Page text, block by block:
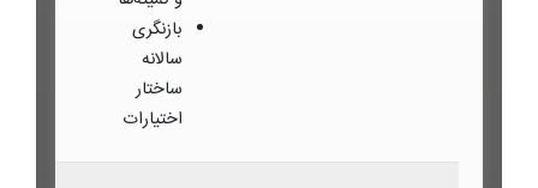
بازنگری
سالانه
ساختار
اختیارات